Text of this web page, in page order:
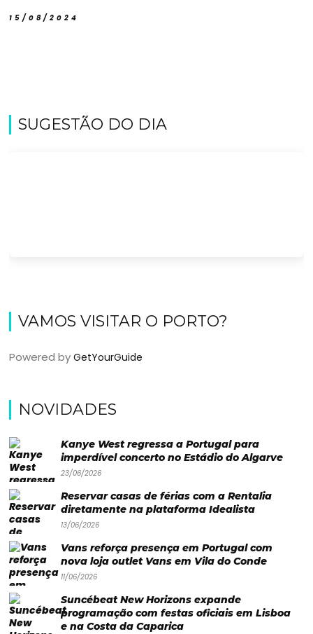
Paradisíacas
Bronzeado
Sun7
–
Quem
Falem
💬
15/08/2024
SUGESTÃO DO DIA
VAMOS VISITAR O PORTO?
Powered byGetYourGuide
NOVIDADES
Kanye West regressa a Portugal para
imperdível concerto no Estádio do Algarve
23/06/2026
Reservar casas de férias com a Rentalia
diretamente na plataforma Idealista
13/06/2026
Vans reforça presença em Portugal com
nova loja outlet Vans em Vila do Conde
11/06/2026
Suncébeat New Horizons expande
programação com festas oficiais em Lisboa
e na Costa da Caparica